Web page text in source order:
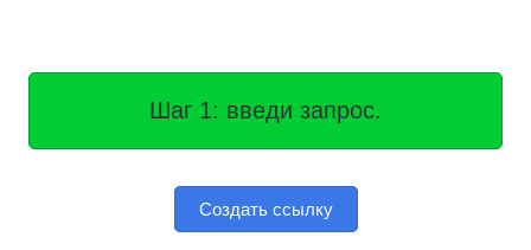
Шаг 2: нажми кнопку.
Создать ссылку